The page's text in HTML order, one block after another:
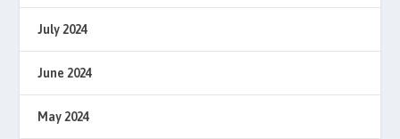
July 2024
June 2024
May 2024